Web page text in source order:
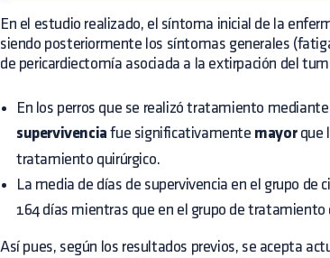
En el estudio realizado, el síntoma inicial de la
siendo posteriormente los síntomas generales
de pericardiectomía asociada a la extirpación del
En los perros que se realizó tratamiento
supervivencia fue significativamente mayorque
tratamiento quirúrgico.
La media de días de supervivencia en el grupo
164 días mientras que en el grupo de tratamiento
Así pues, según los resultados previos, se acepta